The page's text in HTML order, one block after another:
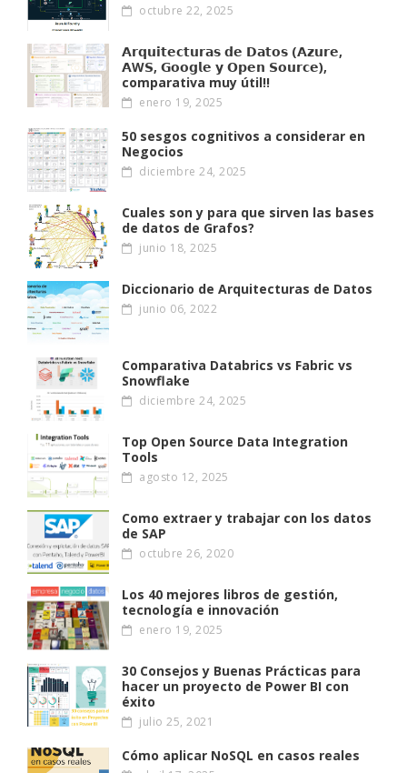
octubre 22, 2025
𝗔𝗿𝗾𝘂𝗶𝘁𝗲𝗰𝘁𝘂𝗿𝗮𝘀 𝗱𝗲 𝗗𝗮𝘁𝗼𝘀 (𝗔𝘇𝘂𝗿𝗲,
𝗔W𝗦, 𝗚𝗼𝗼𝗴𝗹𝗲 𝘆 𝗢𝗽𝗲𝗻 𝗦𝗼𝘂𝗿𝗰𝗲),
comparativa muy útil!!
enero 19, 2025
50 sesgos cognitivos a considerar en
Negocios
diciembre 24, 2025
Cuales son y para que sirven las bases
de datos de Grafos?
junio 18, 2025
Diccionario de Arquitecturas de Datos
junio 06, 2022
Comparativa Databrics vs Fabric vs
Snowflake
diciembre 24, 2025
Top Open Source Data Integration
Tools
agosto 12, 2025
Como extraer y trabajar con los datos
de SAP
octubre 26, 2020
Los 40 mejores libros de gestión,
tecnología e innovación
enero 19, 2025
30 Consejos y Buenas Prácticas para
hacer un proyecto de Power BI con
éxito
julio 25, 2021
Cómo aplicar NoSQL en casos reales